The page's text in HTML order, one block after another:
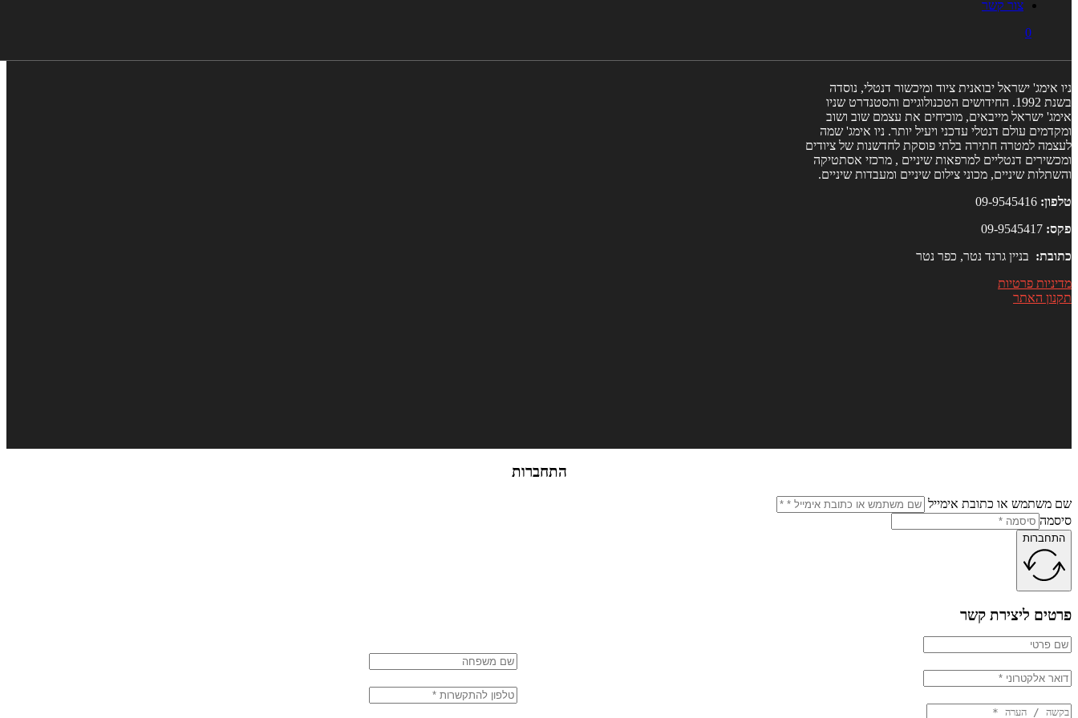
צור קשר
0
ניו אימג' ישראל יבואנית ציוד ומיכשור דנטלי, נוסדה
בשנת 1992. החידושים הטכנולוגיים והסטנדרט שניו
אימג' ישראל מייבאים, מוכיחים את עצמם שוב ושוב
ומקדמים עולם דנטלי עדכני ויעיל יותר. ניו אימג' שמה
לעצמה למטרה חתירה בלתי פוסקת לחדשנות של ציודים
ומכשירים דנטליים למרפאות שיניים , מרכזי אסתטיקה
והשתלות שיניים, מכוני צילום שיניים ומעבדות שיניים.
טלפון:
פקס:
כתובת: בניין גרנד נטר, כפר נטר
מדיניות פרטיות
תקנון האתר
התחברות
שם משתמש או כתובת אימייל
סיסמה
התחברות
פרטים ליצירת קשר